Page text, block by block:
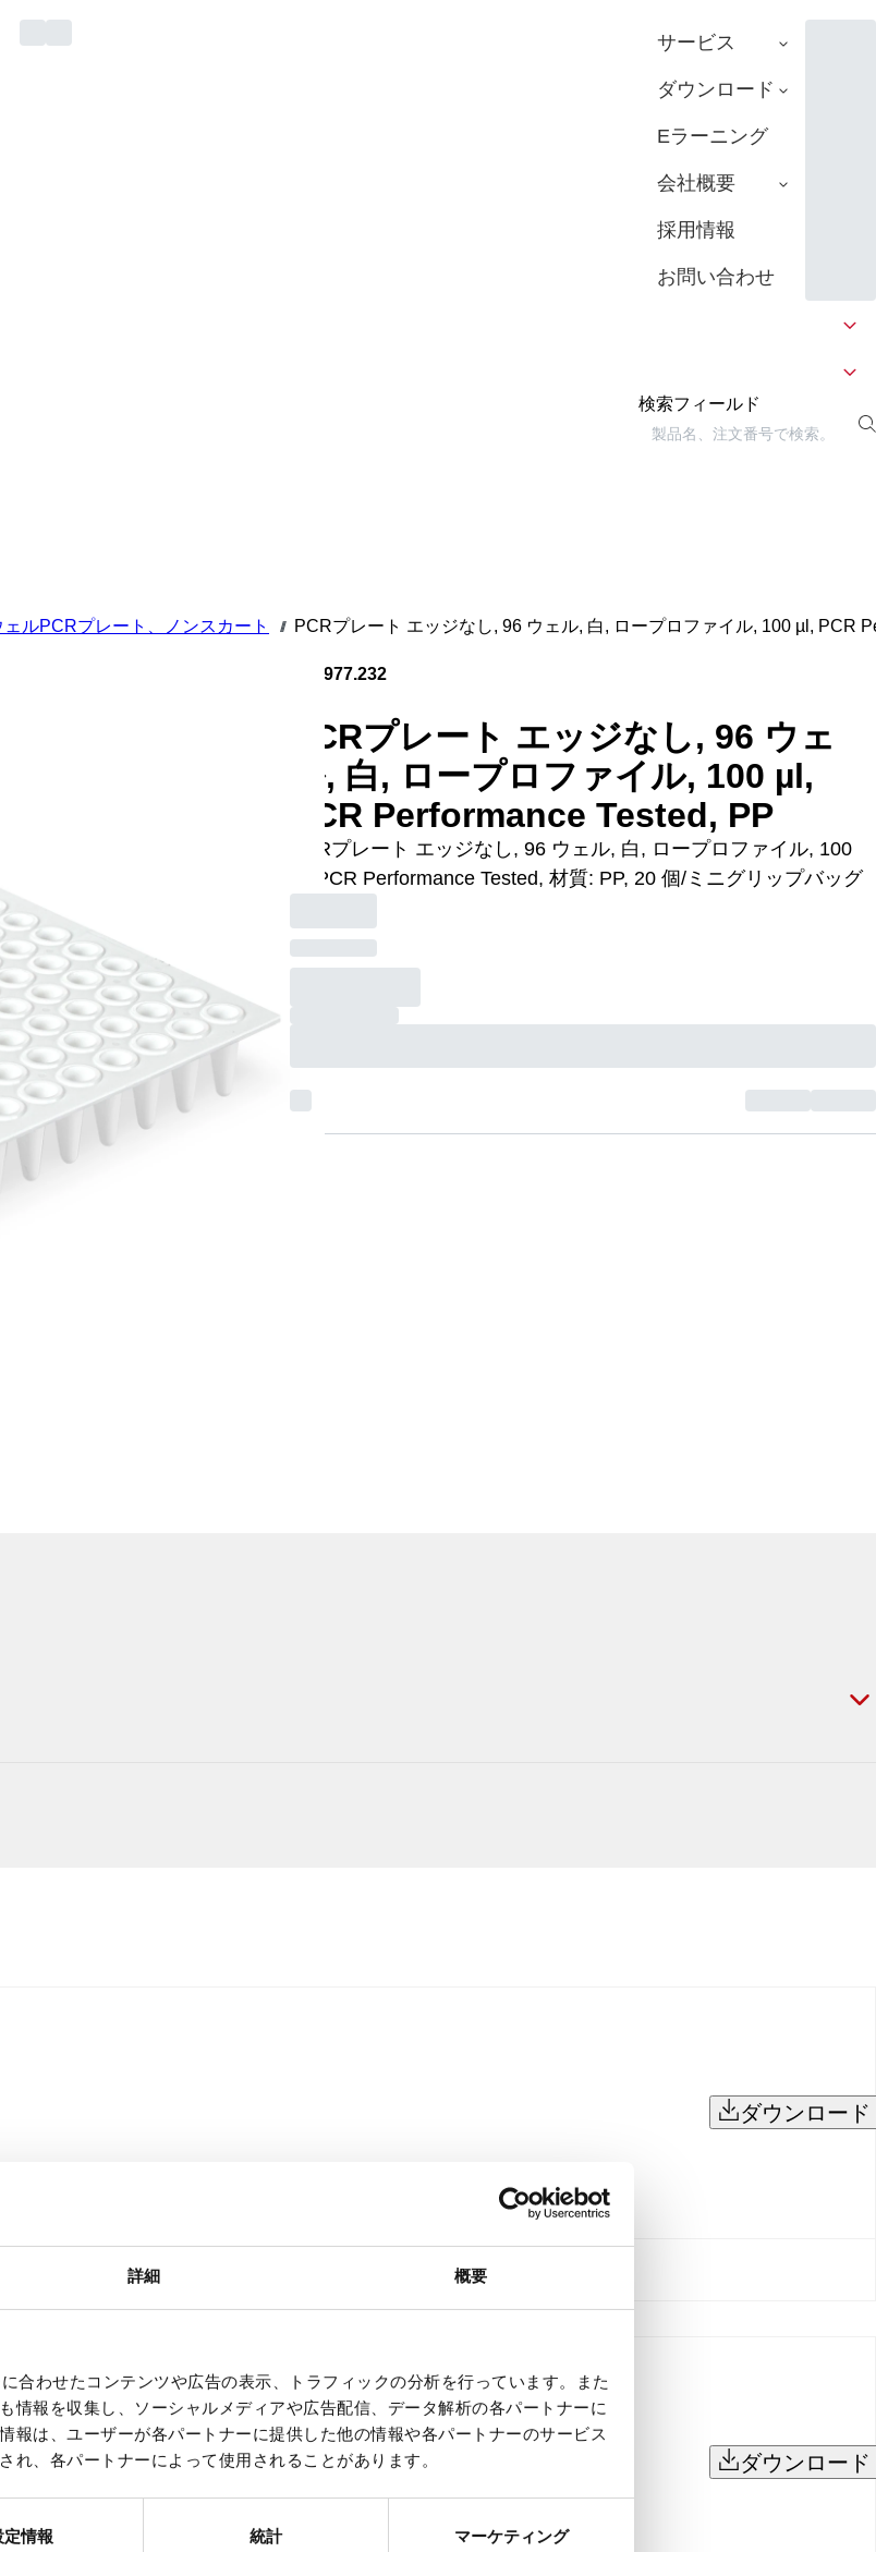
詳細 概要
合わせたコンテンツや広告の表示、トラフィックの分析を行っています。また
情報を収集し、ソーシャルメディアや広告配信、データ解析の各パートナーに
報は、ユーザーが各パートナーに提供した他の情報や各パートナーのサービス
れ、各パートナーによって使用されることがあります。
定情報 統計 マーケティング
サービス
ダウンロード
Eラーニング
会社概要
採用情報
お問い合わせ
検索フィールド
ェルPCRプレート、ノンスカート /// PCRプレート エッジなし, 96 ウェル, 白, ロープロファイル, 100 µl, PCR
72.1977.232
PCRプレート エッジなし, 96 ウェ
ル, 白, ロープロファイル, 100 µl,
PCR Performance Tested, PP
PCRプレート エッジなし, 96 ウェル, 白, ロープロファイル, 100
µl, PCR Performance Tested, 材質: PP, 20 個/ミニグリップバッグ
ダウンロード
ダウンロード